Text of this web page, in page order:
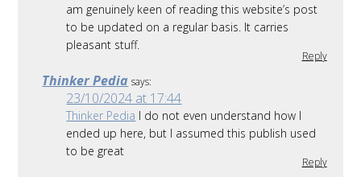
am genuinely keen of reading this website’s post
to be updated on a regular basis. It carries
pleasant stuff.
Reply
Thinker Pedia says:
23/10/2024 at 17:44
Thinker Pedia I do not even understand how I
ended up here, but I assumed this publish used
to be great
Reply